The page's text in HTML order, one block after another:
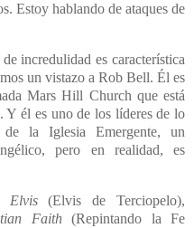
Estoy hablando de ataques de
incredulidad es característica
un vistazo a Rob Bell. Él es
Mars Hill Church que está
Y él es uno de los líderes de lo
la Iglesia Emergente, un
pero en realidad, es
Elvis(Elvis de Terciopelo),
Faith(Repintando la Fe